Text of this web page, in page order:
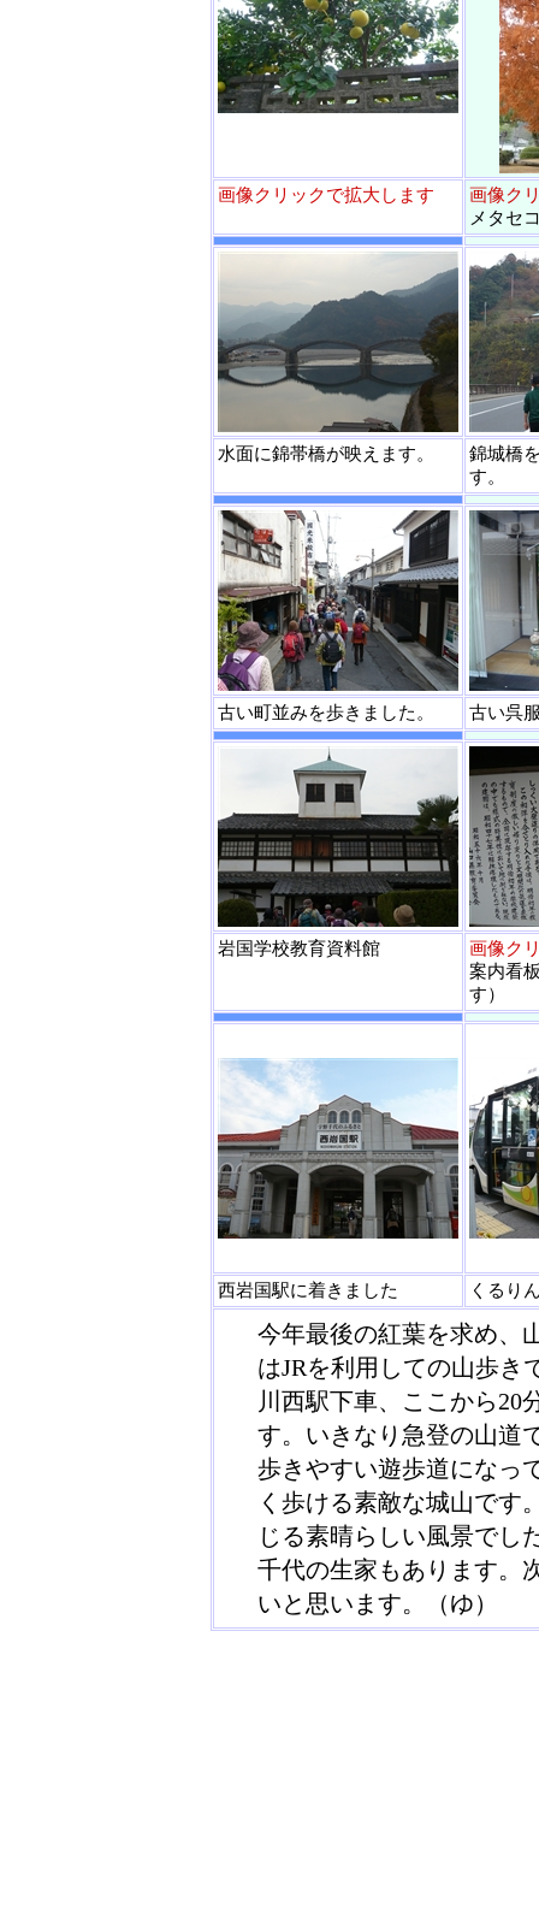
画像クリックで拡大します
画像ク
メタセ
水面に錦帯橋が映えます。
錦城橋
す。
古い町並みを歩きました。 古い呉
岩国学校教育資料館
画像ク
案内看
す）
西岩国駅に着きました くるり
今年最後の紅葉を求め、
はJRを利用しての山歩き
川西駅下車、ここから20
す。いきなり急登の山道
歩きやすい遊歩道になっ
く歩ける素敵な城山です
じる素晴らしい風景でし
千代の生家もあります。
いと思います。（ゆ）